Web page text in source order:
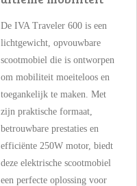
De IVA Traveler 600 is een
lichtgewicht, opvouwbare
scootmobiel die is ontworpen
om mobiliteit moeiteloos en
toegankelijk te maken. Met
zijn praktische formaat,
betrouwbare prestaties en
efficiënte 250W motor, biedt
deze elektrische scootmobiel
een perfecte oplossing voor